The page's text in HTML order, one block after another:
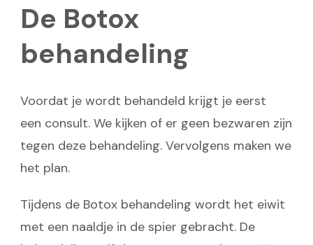
De Botox
behandeling
Voordat je wordt behandeld krijgt je eerst
een consult. We kijken of er geen bezwaren zijn
tegen deze behandeling. Vervolgens maken we
het plan.
Tijdens de Botox behandeling wordt het eiwit
met een naaldje in de spier gebracht. De